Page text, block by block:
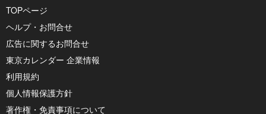
TOPページ
ヘルプ・お問合せ
広告に関するお問合せ
東京カレンダー 企業情報
利用規約
個人情報保護方針
著作権・免責事項について